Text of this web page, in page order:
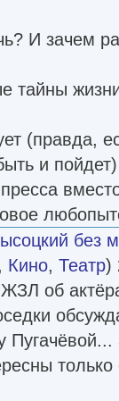
И зачем
тайны
(правда,
и пойдет)
без
Кино, Театр)
об